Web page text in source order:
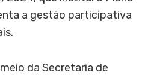
a gestão participativa
da Secretaria de